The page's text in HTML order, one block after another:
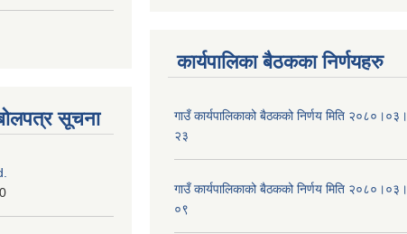
सूचना
कार्यपालिका बैठकका निर्णयहरु
गाउँ कार्यपालिकाको बैठकको निर्णय मिति २०८०।०३।
२३
गाउँ कार्यपालिकाको बैठकको निर्णय मिति २०८०।०३।
०९